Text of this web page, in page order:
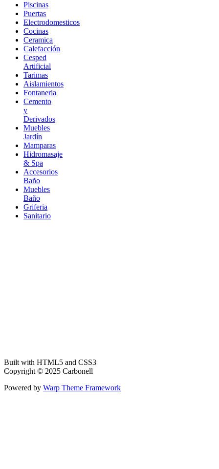
Piscinas
Puertas
Electrodomesticos
Cocinas
Ceramica
Calefacción
Cesped
Artificial
Tarimas
Aislamientos
Fontaneria
Cemento
y
Derivados
Muebles
Jardín
Mamparas
Hidromasaje
& Spa
Accesorios
Baño
Muebles
Baño
Griferia
Sanitario
Built with HTML5 and CSS3
Copyright © 2025 Carbonell
Powered by Warp Theme Framework